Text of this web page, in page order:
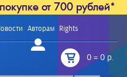
от 700 рублей*
Авторам Rights
Войти
0=0 р.